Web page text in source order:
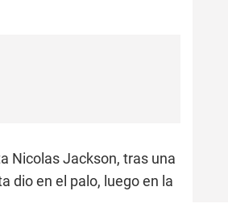
Nicolas Jackson, tras una
dio en el palo, luego en la